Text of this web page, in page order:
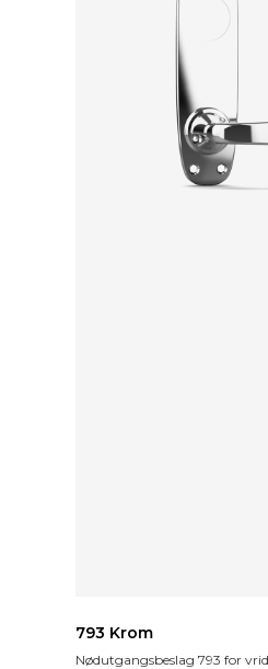
793 Krom
Nødutgangsbeslag 793 for